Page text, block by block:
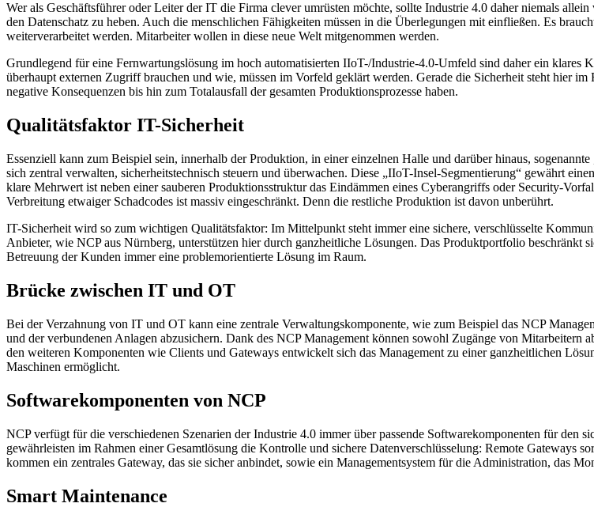
Wer als Geschäftsführer oder Leiter der IT die Firma clever umrüsten möchte, sollte Industrie 4.0 daher niemals
den Datenschatz zu heben. Auch die menschlichen Fähigkeiten müssen in die Überlegungen mit einfließen. Es
weiterverarbeitet werden. Mitarbeiter wollen in diese neue Welt mitgenommen werden.
Grundlegend für eine Fernwartungslösung im hoch automatisierten IIoT-/Industrie-4.0-Umfeld sind daher ein klares
überhaupt externen Zugriff brauchen und wie, müssen im Vorfeld geklärt werden. Gerade die Sicherheit steht hier
negative Konsequenzen bis hin zum Totalausfall der gesamten Produktionsprozesse haben.
Qualitätsfaktor IT-Sicherheit
Essenziell kann zum Beispiel sein, innerhalb der Produktion, in einer einzelnen Halle und darüber hinaus,
sich zentral verwalten, sicherheitstechnisch steuern und überwachen. Diese „IIoT-Insel-Segmentierung“ gewährt
klare Mehrwert ist neben einer sauberen Produktionsstruktur das Eindämmen eines Cyberangriffs oder Security-
Verbreitung etwaiger Schadcodes ist massiv eingeschränkt. Denn die restliche Produktion ist davon unberührt.
IT-Sicherheit wird so zum wichtigen Qualitätsfaktor: Im Mittelpunkt steht immer eine sichere, verschlüsselte
Anbieter, wie NCP aus Nürnberg, unterstützen hier durch ganzheitliche Lösungen. Das Produktportfolio beschränkt
Betreuung der Kunden immer eine problemorientierte Lösung im Raum.
Brücke zwischen IT und OT
Bei der Verzahnung von IT und OT kann eine zentrale Verwaltungskomponente, wie zum Beispiel das NCP
und der verbundenen Anlagen abzusichern. Dank des NCP Management können sowohl Zugänge von
den weiteren Komponenten wie Clients und Gateways entwickelt sich das Management zu einer ganzheitlichen
Maschinen ermöglicht.
Softwarekomponenten von NCP
NCP verfügt für die verschiedenen Szenarien der Industrie 4.0 immer über passende Softwarekomponenten für den
gewährleisten im Rahmen einer Gesamtlösung die Kontrolle und sichere Datenverschlüsselung: Remote Gateways
kommen ein zentrales Gateway, das sie sicher anbindet, sowie ein Managementsystem für die Administration, das
Smart Maintenance